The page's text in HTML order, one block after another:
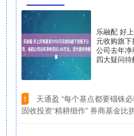
乐融配 好
元收购旗
公司去年净
四大疑问待
1
天通盈 “每个基点都要锱铢
固收投资“精耕细作” 券商基金比